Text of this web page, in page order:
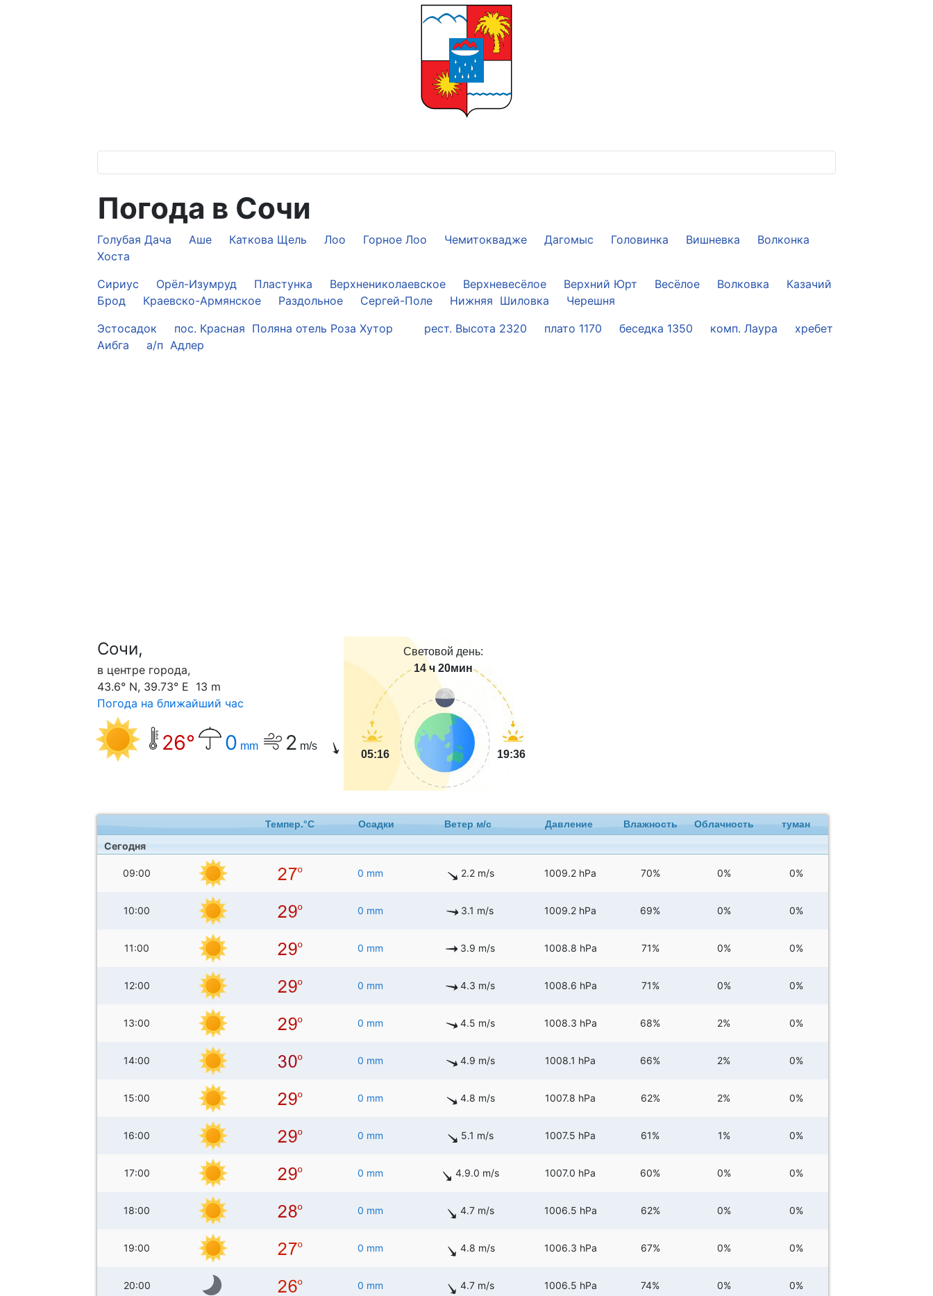
Погода в Сочи
Голубая Дача Аше Каткова Щель Лоо Горное Лоо Чемитоквадже Дагомыс Головинка Вишневка
Волконка
Хоста
Сириус
Орёл-Изумруд Пластунка Верхнениколаевское Верхневесёлое Верхний Юрт Весёлое Волковка
Казачий
Брод
Краевско-Армянское Раздольное Сергей-Поле Нижняя Шиловка
Черешня
Эстосадок
пос. Красная Поляна отель Роза Хутор рест. Высота 2320 плато 1170 беседка 1350 комп. Лаура
хребет
Аибга
а/п Адлер
Сочи,
в центре города,
43.6° N, 39.73° E 13 m
Погода на ближайший час
26° 0 mm 2 m/s
Световой день:
14 ч 20мин
05:16 19:36
Темпер.°C Осадки Ветер м/с Давление Влажность Облачность туман
Сегодня
09:00 0 mm 2.2 m/s 1009.2 hPa 70% 0% 0%
10:00 0 mm 3.1 m/s 1009.2 hPa 69% 0% 0%
11:00 0 mm 3.9 m/s 1008.8 hPa 71% 0% 0%
12:00 0 mm 4.3 m/s 1008.6 hPa 71% 0% 0%
13:00 0 mm 4.5 m/s 1008.3 hPa 68% 2% 0%
14:00 0 mm 4.9 m/s 1008.1 hPa 66% 2% 0%
15:00 0 mm 4.8 m/s 1007.8 hPa 62% 2% 0%
16:00 0 mm 5.1 m/s 1007.5 hPa 61% 1% 0%
17:00 0 mm 4.9.0 m/s 1007.0 hPa 60% 0% 0%
18:00 0 mm 4.7 m/s 1006.5 hPa 62% 0% 0%
19:00 0 mm 4.8 m/s 1006.3 hPa 67% 0% 0%
20:00 0 mm 4.7 m/s 1006.5 hPa 74% 0% 0%